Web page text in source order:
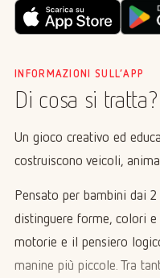
INFORMAZIONI SULL’APP
Di cosa si tratta?
Un gioco creativo ed
costruiscono veicoli,
Pensato per bambini dai
distinguere forme, colori
motorie e il pensiero
manine più piccole. Tra